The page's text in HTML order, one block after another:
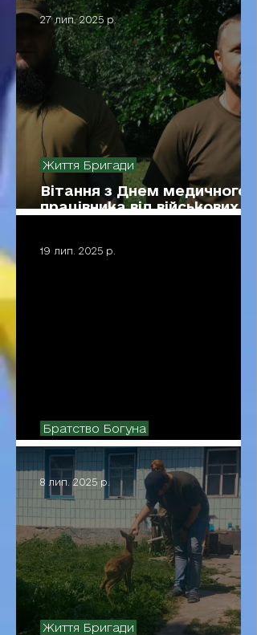
Вітання з Днем медичного
працівника від військових
Життя Бригади
27 лип. 2025 р.
Герої серед нас: Директор
Братство Богуна
19 лип. 2025 р.
Життя Бригади
8 лип. 2025 р.